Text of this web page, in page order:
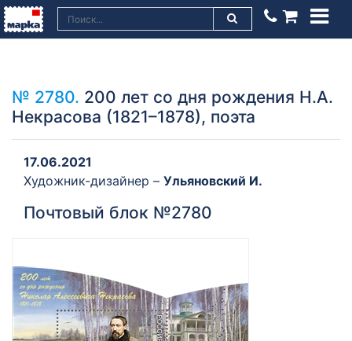
№ 2780. 200 лет со дня рождения Н.А.
Некрасова (1821–1878), поэта
17.06.2021
Художник-дизайнер – Ульяновский И.
Почтовый блок №2780